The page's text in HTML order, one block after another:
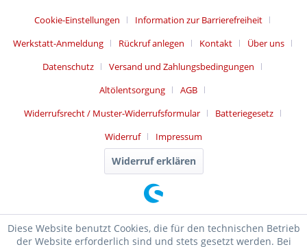
Cookie-Einstellungen
Information zur Barrierefreiheit
Werkstatt-Anmeldung
Rückruf anlegen Kontakt
Über uns
Datenschutz
Versand und Zahlungsbedingungen
Altölentsorgung
AGB
Widerrufsrecht / Muster-Widerrufsformular
Batteriegesetz
Widerruf
Impressum
Widerruf erklären
Diese Website benutzt Cookies, die für den technischen Betrieb
der Website erforderlich sind und stets gesetzt werden. Bei